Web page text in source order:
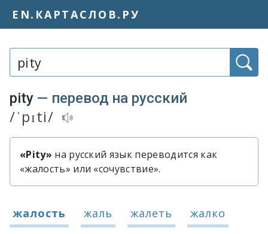
EN.КАРТАСЛОВ.РУ
pity — перевод на русский
Транскрипция и
/ˈpɪti/
Быстрый перевод слова «pity»
«Pity» на русский язык переводится как
«жалость» или «сочувствие».
Варианты перевода слова «pity»
жалость жаль жалеть
жалко